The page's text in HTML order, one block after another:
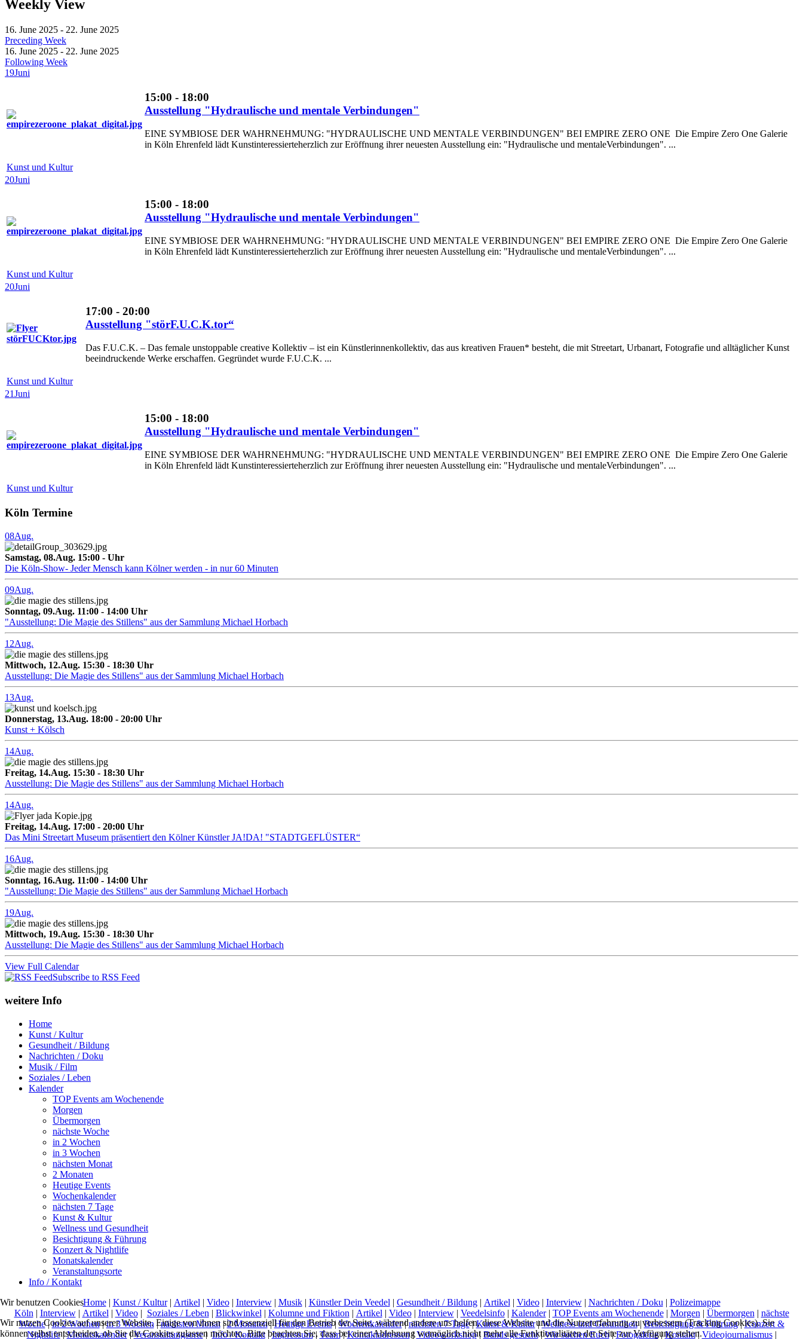
Weekly View
16. June 2025 - 22. June 2025
Preceding Week
16. June 2025 - 22. June 2025
Following Week
19Juni
15:00 - 18:00
Ausstellung "Hydraulische und mentale Verbindungen"
EINE SYMBIOSE DER WAHRNEHMUNG: "HYDRAULISCHE UND MENTALE VERBINDUNGEN" BEI EMPIRE ZERO ONE Die Empire Zero One Galerie
in Köln Ehrenfeld lädt Kunstinteressierteherzlich zur Eröffnung ihrer neuesten Ausstellung ein: "Hydraulische und mentaleVerbindungen". ...
Kunst und Kultur
20Juni
15:00 - 18:00
Ausstellung "Hydraulische und mentale Verbindungen"
EINE SYMBIOSE DER WAHRNEHMUNG: "HYDRAULISCHE UND MENTALE VERBINDUNGEN" BEI EMPIRE ZERO ONE Die Empire Zero One Galerie
in Köln Ehrenfeld lädt Kunstinteressierteherzlich zur Eröffnung ihrer neuesten Ausstellung ein: "Hydraulische und mentaleVerbindungen". ...
Kunst und Kultur
20Juni
17:00 - 20:00
Ausstellung "störF.U.C.K.tor“
Das F.U.C.K. – Das female unstoppable creative Kollektiv – ist ein Künstlerinnenkollektiv, das aus kreativen Frauen* besteht, die mit Streetart, Urbanart, Fotografie und alltäglicher Kunst
beeindruckende Werke erschaffen. Gegründet wurde F.U.C.K. ...
Kunst und Kultur
21Juni
15:00 - 18:00
Ausstellung "Hydraulische und mentale Verbindungen"
EINE SYMBIOSE DER WAHRNEHMUNG: "HYDRAULISCHE UND MENTALE VERBINDUNGEN" BEI EMPIRE ZERO ONE Die Empire Zero One Galerie
in Köln Ehrenfeld lädt Kunstinteressierteherzlich zur Eröffnung ihrer neuesten Ausstellung ein: "Hydraulische und mentaleVerbindungen". ...
Kunst und Kultur
Köln Termine
08Aug.
Samstag, 08.Aug. 15:00 - Uhr
Die Köln-Show- Jeder Mensch kann Kölner werden - in nur 60 Minuten
09Aug.
Sonntag, 09.Aug. 11:00 - 14:00 Uhr
"Ausstellung: Die Magie des Stillens" aus der Sammlung Michael Horbach
12Aug.
Mittwoch, 12.Aug. 15:30 - 18:30 Uhr
Ausstellung: Die Magie des Stillens" aus der Sammlung Michael Horbach
13Aug.
Donnerstag, 13.Aug. 18:00 - 20:00 Uhr
Kunst + Kölsch
14Aug.
Freitag, 14.Aug. 15:30 - 18:30 Uhr
Ausstellung: Die Magie des Stillens" aus der Sammlung Michael Horbach
14Aug.
Freitag, 14.Aug. 17:00 - 20:00 Uhr
Das Mini Streetart Museum präsentiert den Kölner Künstler JA!DA! "STADTGEFLÜSTER“
16Aug.
Sonntag, 16.Aug. 11:00 - 14:00 Uhr
"Ausstellung: Die Magie des Stillens" aus der Sammlung Michael Horbach
19Aug.
Mittwoch, 19.Aug. 15:30 - 18:30 Uhr
Ausstellung: Die Magie des Stillens" aus der Sammlung Michael Horbach
View Full Calendar
Subscribe to RSS Feed
weitere Info
Home
Kunst / Kultur
Gesundheit / Bildung
Nachrichten / Doku
Musik / Film
Soziales / Leben
Kalender
TOP Events am Wochenende
Morgen
Übermorgen
nächste Woche
in 2 Wochen
in 3 Wochen
nächsten Monat
2 Monaten
Heutige Events
Wochenkalender
nächsten 7 Tage
Kunst & Kultur
Wellness und Gesundheit
Besichtigung & Führung
Konzert & Nightlife
Monatskalender
Veranstaltungsorte
Info / Kontakt
Home| Kunst / Kultur| Artikel | Video| Interview| Musik| Künstler Dein Veedel | Gesundheit / Bildung| Artikel | Video| Interview| Nachrichten / Doku | Polizeimappe
Köln | Interview| Artikel | Video| Soziales / Leben | Blickwinkel | Kolumne und Fiktion | Artikel | Video| Interview| Veedelsinfo| Kalender| TOP Events am Wochenende| Morgen | Übermorgen | nächste
Woche|in 2 Wochen|in 3 Wochen |nächsten Monat|2 Monaten|Heutige Events|Wochenkalender|nächsten 7 Tage|Kunst & Kultur|Wellness und Gesundheit|Besichtigung & Führung|Konzert &
Nightlife|Monatskalender|Veranstaltungsorte|Info / Kontakt|Impressum| Team|Kontaktadressen|Videoworkshop|Bands gesucht|Wir suchen Euch|Fotogalerie|Kontakt|Videojournalismus|
Wir benutzen Cookies
Wir nutzen Cookies auf unserer Website. Einige von ihnen sind essenziell für den Betrieb der Seite, während andere uns helfen, diese Website und die Nutzererfahrung zu verbessern (Tracking Cookies). Sie
können selbst entscheiden, ob Sie die Cookies zulassen möchten. Bitte beachten Sie, dass bei einer Ablehnung womöglich nicht mehr alle Funktionalitäten der Seite zur Verfügung stehen.